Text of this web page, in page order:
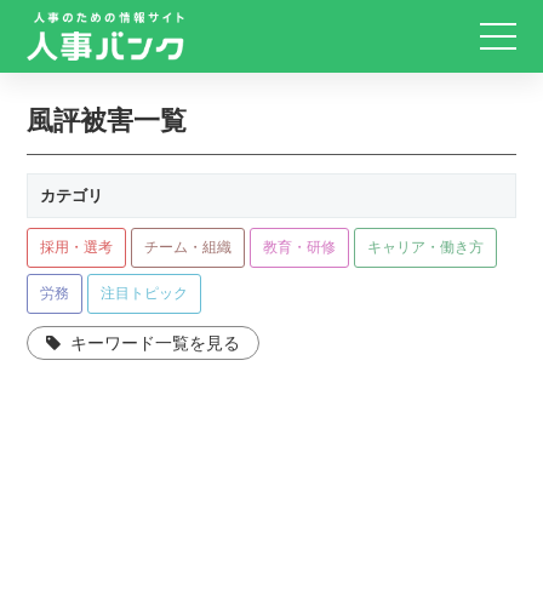
風評被害一覧
カテゴリ
採用・選考 チーム・組織 教育・研修 キャリア・働き方
労務 注目トピック
キーワード一覧を見る